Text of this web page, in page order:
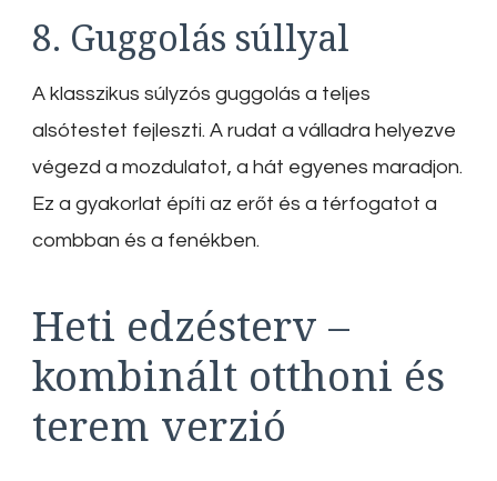
8. Guggolás súllyal
A klasszikus súlyzós guggolás a teljes
alsótestet fejleszti. A rudat a válladra helyezve
végezd a mozdulatot, a hát egyenes maradjon.
Ez a gyakorlat építi az erőt és a térfogatot a
combban és a fenékben.
Heti edzésterv –
kombinált otthoni és
terem verzió